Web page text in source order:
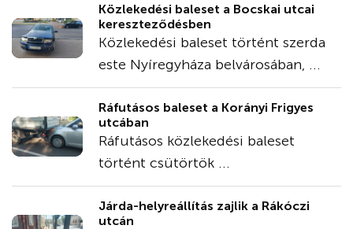
Közlekedési baleset a Bocskai utcai
kereszteződésben
Közlekedési baleset történt szerda
este Nyíregyháza belvárosában, ...
Ráfutásos baleset a Korányi Frigyes
utcában
Ráfutásos közlekedési baleset
történt csütörtök ...
Járda-helyreállítás zajlik a Rákóczi
utcán